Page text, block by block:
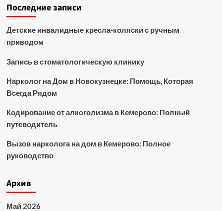
Последние записи
Детские инвалидные кресла-коляски с ручным
приводом
Запись в стоматологическую клинику
Нарколог на Дом в Новокузнецке: Помощь, Которая
Всегда Рядом
Кодирование от алкоголизма в Кемерово: Полный
путеводитель
Вызов нарколога на дом в Кемерово: Полное
руководство
Архив
Май 2026